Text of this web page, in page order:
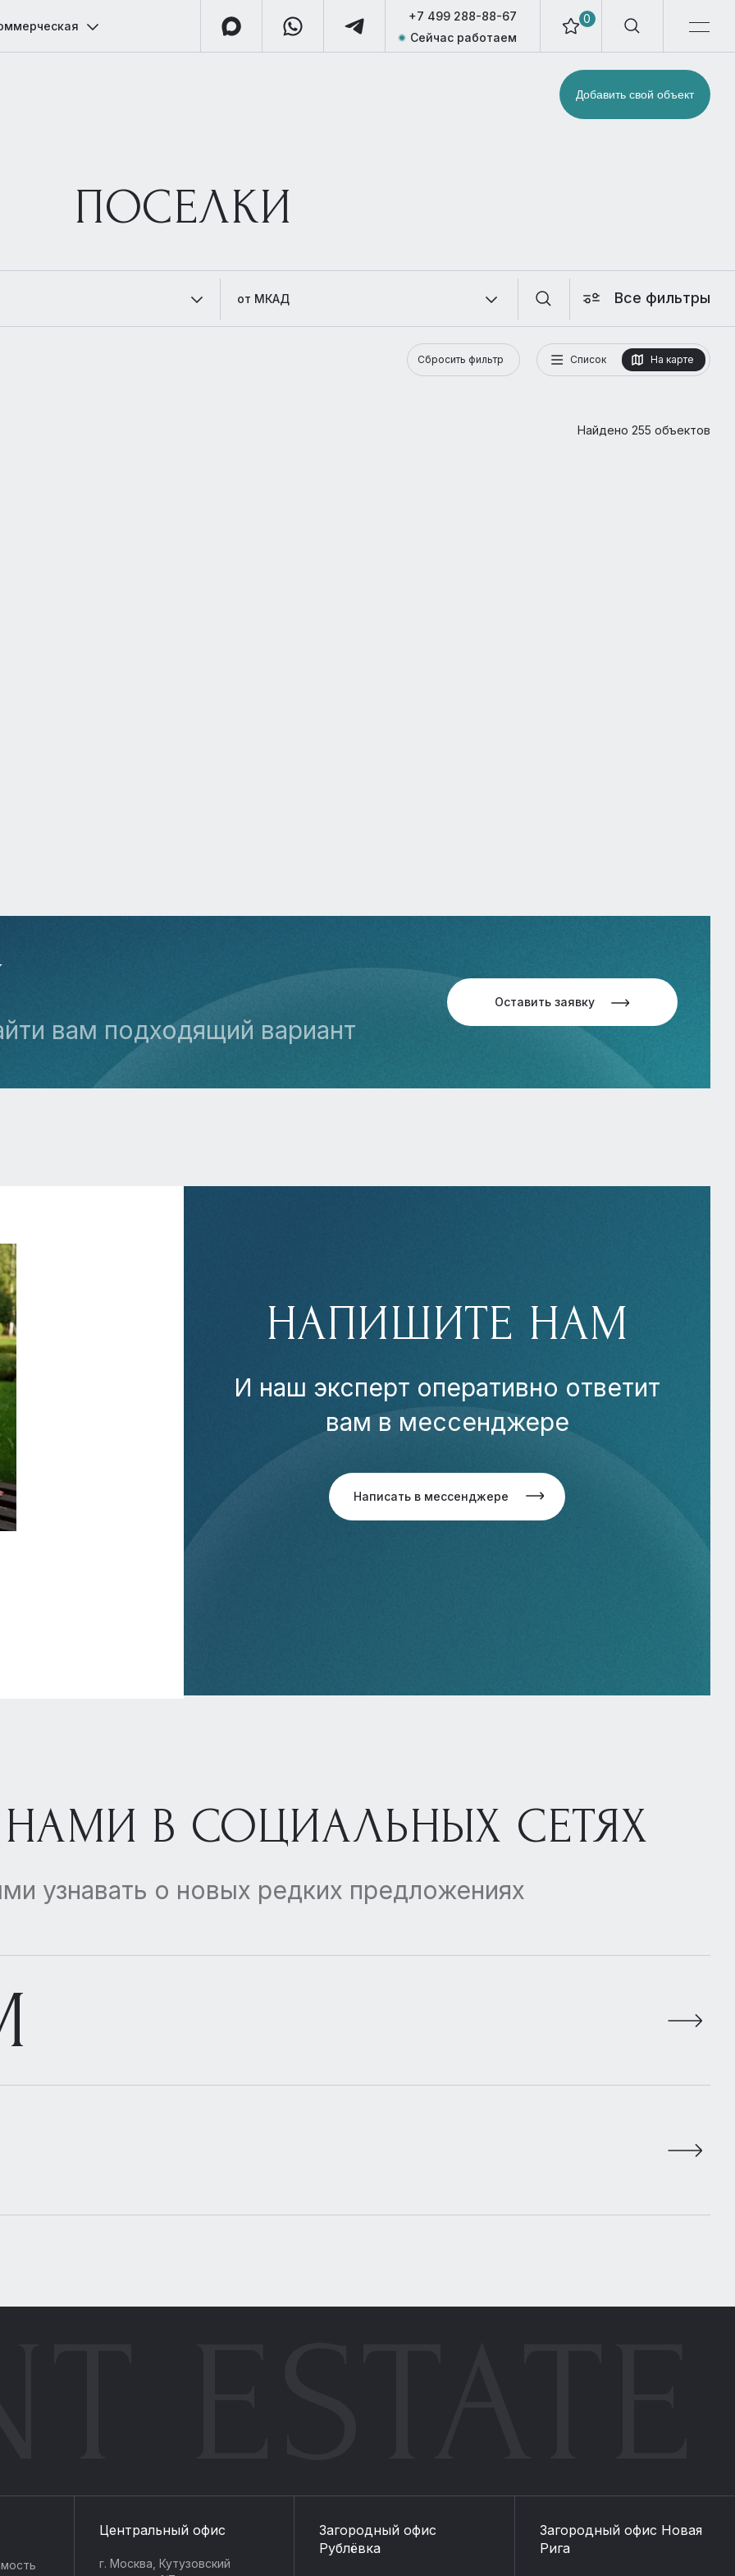
0
+7 499 288-88-67
Сейчас работаем
Добавить свой объект
ПОСЕЛКИ
от МКАД Все фильтры
Список На карте
Сбросить фильтр
Найдено 255 объектов
вам подходящий вариант
Оставить заявку
НАПИШИТЕ НАМ
И наш эксперт оперативно ответит
вам в мессенджере
Написать в мессенджере
В СОЦИАЛЬНЫХ СЕТЯХ
узнавать о новых редких предложениях
Центральный офис
г. Москва, Кутузовский
Загородный офис
Рублёвка
Загородный офис Новая
Рига